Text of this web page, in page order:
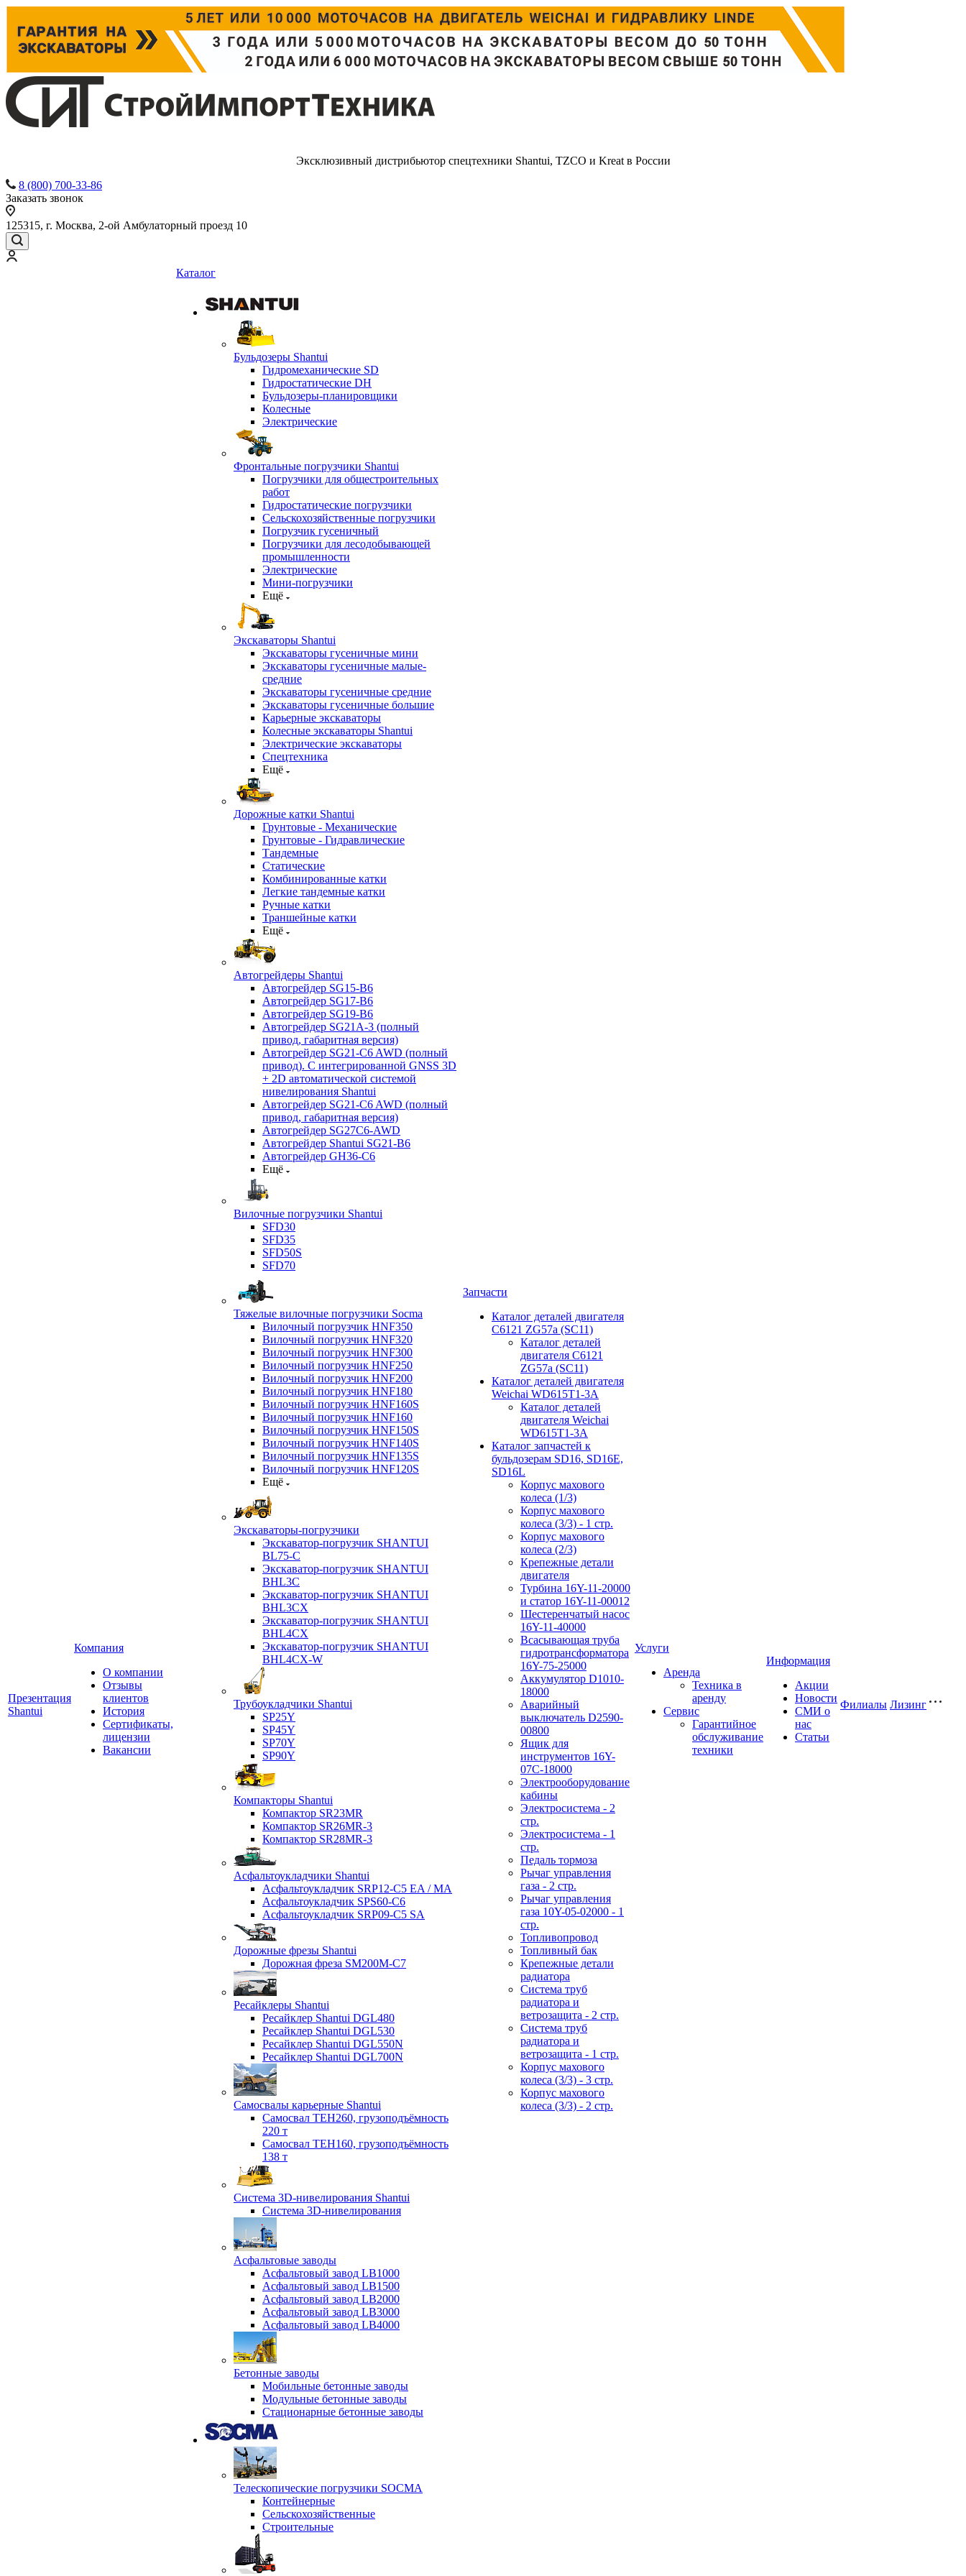
Эксклюзивный дистрибьютор спецтехники Shantui, TZCO и Kreat в России
8 (800) 700-33-86
Заказать звонок
125315, г. Москва, 2-ой Амбулаторный проезд 10
Презентация
Shantui
Компания
О компании
Отзывы
клиентов
История
Сертификаты,
лицензии
Вакансии
Каталог
Бульдозеры Shantui
Гидромеханические SD
Гидростатические DH
Бульдозеры-планировщики
Колесные
Электрические
Фронтальные погрузчики Shantui
Погрузчики для общестроительных
работ
Гидростатические погрузчики
Сельскохозяйственные погрузчики
Погрузчик гусеничный
Погрузчики для лесодобывающей
промышленности
Электрические
Мини-погрузчики
Ещё
Экскаваторы Shantui
Экскаваторы гусеничные мини
Экскаваторы гусеничные малые-
средние
Экскаваторы гусеничные средние
Экскаваторы гусеничные большие
Карьерные экскаваторы
Колесные экскаваторы Shantui
Электрические экскаваторы
Спецтехника
Ещё
Дорожные катки Shantui
Грунтовые - Механические
Грунтовые - Гидравлические
Тандемные
Статические
Комбинированные катки
Легкие тандемные катки
Ручные катки
Траншейные катки
Ещё
Автогрейдеры Shantui
Автогрейдер SG15-B6
Автогрейдер SG17-B6
Автогрейдер SG19-B6
Автогрейдер SG21А-3 (полный
привод, габаритная версия)
Автогрейдер SG21-C6 AWD (полный
привод). С интегрированной GNSS 3D
+ 2D автоматической системой
нивелирования Shantui
Автогрейдер SG21-C6 AWD (полный
привод, габаритная версия)
Автогрейдер SG27C6-AWD
Автогрейдер Shantui SG21-B6
Автогрейдер GH36-C6
Ещё
Вилочные погрузчики Shantui
SFD30
SFD35
SFD50S
SFD70
Тяжелые вилочные погрузчики Socma
Вилочный погрузчик HNF350
Вилочный погрузчик HNF320
Вилочный погрузчик HNF300
Вилочный погрузчик HNF250
Вилочный погрузчик HNF200
Вилочный погрузчик HNF180
Вилочный погрузчик HNF160S
Вилочный погрузчик HNF160
Вилочный погрузчик HNF150S
Вилочный погрузчик HNF140S
Вилочный погрузчик HNF135S
Вилочный погрузчик HNF120S
Ещё
Экскаваторы-погрузчики
Экскаватор-погрузчик SHANTUI
BL75-C
Экскаватор-погрузчик SHANTUI
BHL3C
Экскаватор-погрузчик SHANTUI
BHL3CX
Экскаватор-погрузчик SHANTUI
BHL4CX
Экскаватор-погрузчик SHANTUI
BHL4CX-W
Трубоукладчики Shantui
SP25Y
SP45Y
SP70Y
SP90Y
Компакторы Shantui
Компактор SR23MR
Компактор SR26MR-3
Компактор SR28MR-3
Асфальтоукладчики Shantui
Асфальтоукладчик SRP12-C5 EA / МА
Асфальтоукладчик SPS60-C6
Асфальтоукладчик SRP09-C5 SA
Дорожные фрезы Shantui
Дорожная фреза SM200M-C7
Ресайклеры Shantui
Ресайклер Shantui DGL480
Ресайклер Shantui DGL530
Ресайклер Shantui DGL550N
Ресайклер Shantui DGL700N
Самосвалы карьерные Shantui
Самосвал TEH260, грузоподъёмность
220 т
Самосвал TEH160, грузоподъёмность
138 т
Система 3D-нивелирования Shantui
Система 3D-нивелирования
Асфальтовые заводы
Асфальтовый завод LB1000
Асфальтовый завод LB1500
Асфальтовый завод LB2000
Асфальтовый завод LB3000
Асфальтовый завод LB4000
Бетонные заводы
Мобильные бетонные заводы
Модульные бетонные заводы
Стационарные бетонные заводы
Телескопические погрузчики SOCMA
Контейнерные
Сельскохозяйственные
Строительные
Запчасти
Каталог деталей двигателя
C6121 ZG57a (SC11)
Каталог деталей
двигателя C6121
ZG57a (SC11)
Каталог деталей двигателя
Weichai WD615T1-3A
Каталог деталей
двигателя Weichai
WD615T1-3A
Каталог запчастей к
бульдозерам SD16, SD16E,
SD16L
Корпус махового
колеса (1/3)
Корпус махового
колеса (3/3) - 1 стр.
Корпус махового
колеса (2/3)
Крепежные детали
двигателя
Турбина 16Y-11-20000
и статор 16Y-11-00012
Шестеренчатый насос
16Y-11-40000
Всасывающая труба
гидротрансформатора
16Y-75-25000
Аккумулятор D1010-
18000
Аварийный
выключатель D2590-
00800
Ящик для
инструментов 16Y-
07С-18000
Электрооборудование
кабины
Электросистема - 2
стр.
Электросистема - 1
стр.
Педаль тормоза
Рычаг управления
газа - 2 стр.
Рычаг управления
газа 10Y-05-02000 - 1
стр.
Топливопровод
Топливный бак
Крепежные детали
радиатора
Система труб
радиатора и
ветрозащита - 2 стр.
Система труб
радиатора и
ветрозащита - 1 стр.
Корпус махового
колеса (3/3) - 3 стр.
Корпус махового
колеса (3/3) - 2 стр.
Услуги
Аренда
Техника в
аренду
Сервис
Гарантийное
обслуживание
техники
Информация
Акции
Новости
СМИ о
нас
Статьи
Филиалы Лизинг